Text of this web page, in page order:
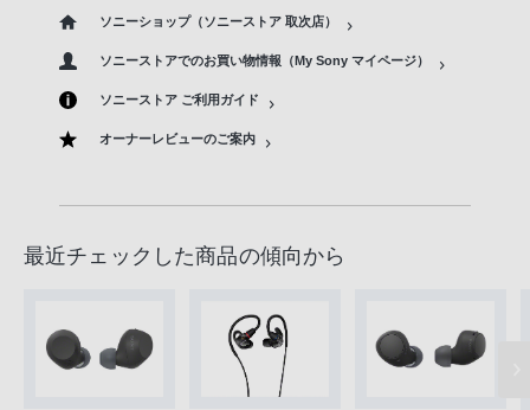
ソニーショップ（ソニーストア 取次店）
ソニーストアでのお買い物情報（My Sony マイページ）
ソニーストア ご利用ガイド
オーナーレビューのご案内
最近チェックした商品の傾向から